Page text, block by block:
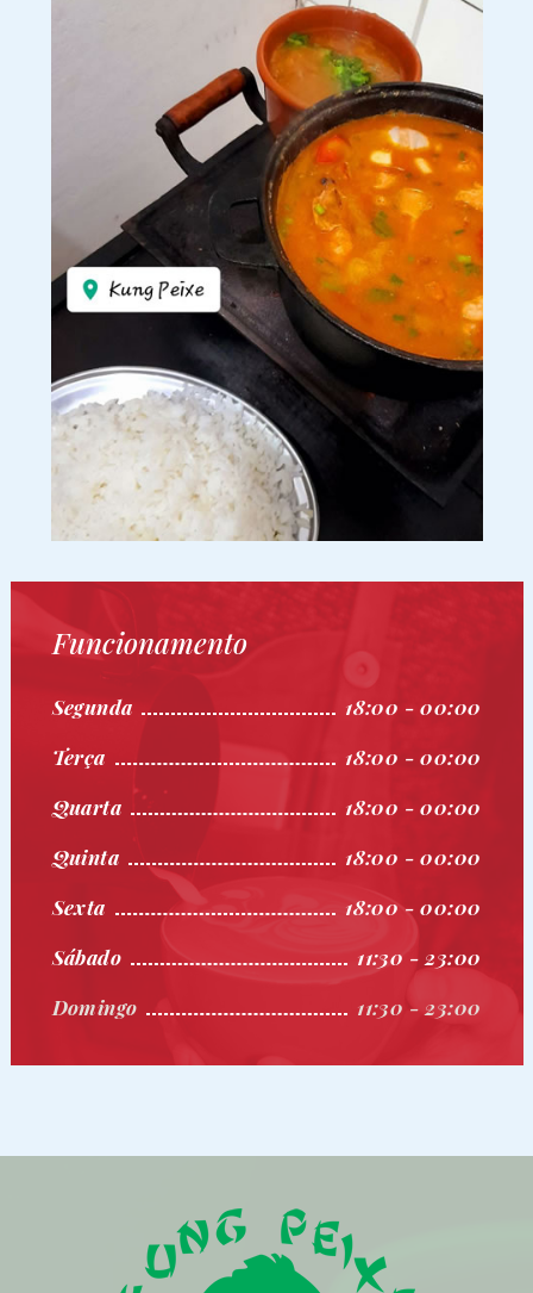
Funcionamento
Segunda
18:00 - 00:00
Terça
18:00 - 00:00
Quarta
18:00 - 00:00
Quinta
18:00 - 00:00
Sexta
18:00 - 00:00
Sábado
11:30 - 23:00
Domingo
11:30 - 23:00